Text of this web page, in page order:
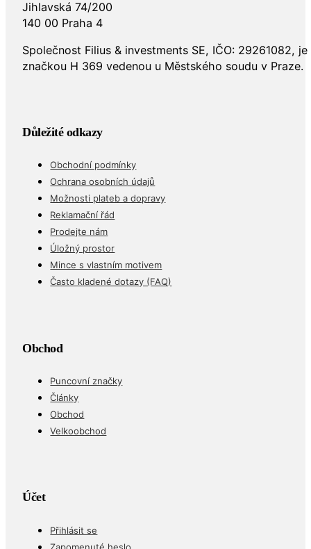
Jihlavská 74/200
140 00 Praha 4
Společnost Filius & investments SE, IČO: 29261082,
značkou H 369 vedenou u Městského soudu v Praze.
Důležité odkazy
Obchodní podmínky
Ochrana osobních údajů
Možnosti plateb a dopravy
Reklamační řád
Prodejte nám
Úložný prostor
Mince s vlastním motivem
Často kladené dotazy (FAQ)
Obchod
Puncovní značky
Články
Obchod
Velkoobchod
Účet
Přihlásit se
Zapomenuté heslo